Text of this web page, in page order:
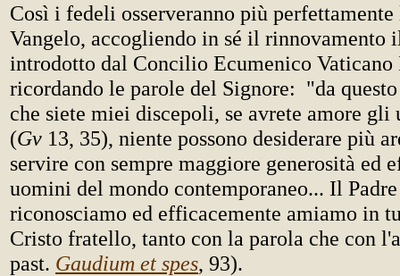
Così i fedeli osserveranno più
Vangelo, accogliendo in sé il rinnovamento
introdotto dal Concilio Ecumenico
ricordando le parole del Signore: "da
che siete miei discepoli, se avrete amore
(Gv 13, 35), niente possono desiderare più
servire con sempre maggiore generosità ed
uomini del mondo contemporaneo... Il
riconosciamo ed efficacemente amiamo in
Cristo fratello, tanto con la parola che con
past. Gaudium et spes, 93).